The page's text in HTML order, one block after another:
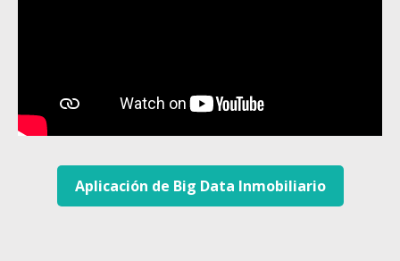
Aplicación de Big Data Inmobiliario